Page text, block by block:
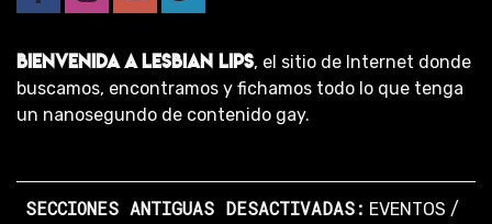
BIENVENIDA A LESBIAN LIPS, el sitio de Internet donde
buscamos, encontramos y fichamos todo lo que tenga
un nanosegundo de contenido gay.
SECCIONES ANTIGUAS DESACTIVADAS: EVENTOS /